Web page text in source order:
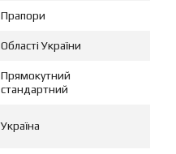
Прапори
Області України
Прямокутний
стандартний
Україна